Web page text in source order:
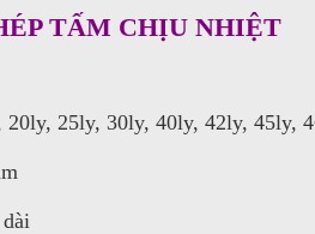
TẤM CHỊU NHIỆT
25ly, 30ly, 40ly, 42ly, 45ly,